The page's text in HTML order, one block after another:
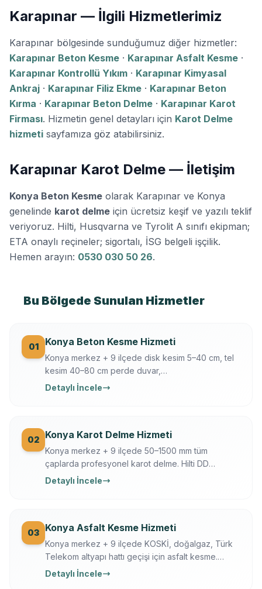
Karapınar — İlgili Hizmetlerimiz
Karapınar bölgesinde sunduğumuz diğer hizmetler:
Karapınar Beton Kesme · Karapınar Asfalt Kesme ·
Karapınar Kontrollü Yıkım · Karapınar Kimyasal
Ankraj · Karapınar Filiz Ekme · Karapınar Beton
Kırma · Karapınar Beton Delme · Karapınar Karot
Firması. Hizmetin genel detayları için Karot Delme
hizmeti sayfamıza göz atabilirsiniz.
Karapınar Karot Delme — İletişim
Konya Beton Kesme olarak Karapınar ve Konya
genelinde karot delme için ücretsiz keşif ve yazılı teklif
veriyoruz. Hilti, Husqvarna ve Tyrolit A sınıfı ekipman;
ETA onaylı reçineler; sigortalı, İSG belgeli işçilik.
Hemen arayın: 0530 030 50 26.
Bu Bölgede Sunulan Hizmetler
01 Konya Beton Kesme Hizmeti
Konya merkez + 9 ilçede disk kesim 5–40 cm, tel
kesim 40–80 cm perde duvar,
döşeme/temel/zemin kesimi. Hilti + Husqvarna
Detaylı İncele
02 Konya Karot Delme Hizmeti
Konya merkez + 9 ilçede 50–1500 mm tüm
çaplarda profesyonel karot delme. Hilti DD
250/350, Ferroscan donatı tarama, su soğutmalı
Detaylı İncele
03 Konya Asfalt Kesme Hizmeti
Konya merkez + 9 ilçede KOSKİ, doğalgaz, Türk
Telekom altyapı hattı geçişi için asfalt kesme.
Husqvarna FS 7000, gece çalışma, trafik düzeni.
Detaylı İncele